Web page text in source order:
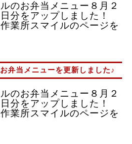
のお弁当メニュー８月２
分をアップしました！
業所スマイルのページを
弁当メニューを更新しました♪
のお弁当メニュー８月２
分をアップしました！
業所スマイルのページを